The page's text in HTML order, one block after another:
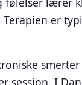
er
session. I